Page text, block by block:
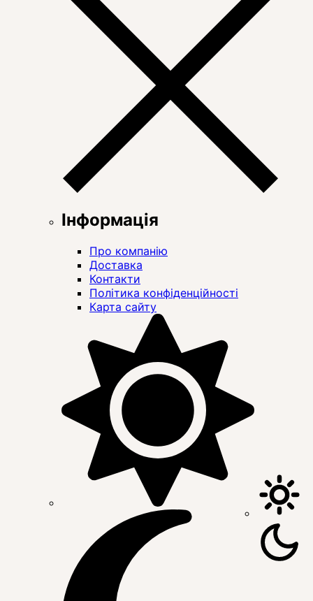
Інформація
Про компанію
Доставка
Контакти
Політика конфіденційності
Карта сайту